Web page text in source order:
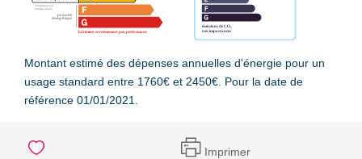
Montant estimé des dépenses annuelles d'énergie pour un
usage standard entre 1760€ et 2450€. Pour la date de
référence 01/01/2021.
Imprimer